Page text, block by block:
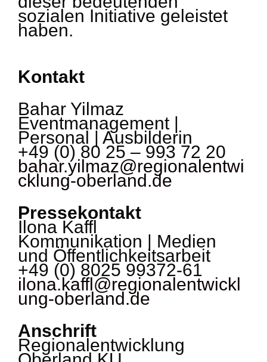
sozialen Initiative geleistet
haben.
Kontakt
Bahar Yilmaz
Eventmanagement |
Personal | Ausbilderin
+49 (0) 80 25 – 993 72 20
bahar.yilmaz@regionalentwi
cklung-oberland.de
Pressekontakt
Ilona Kaffl
Kommunikation | Medien
und Öffentlichkeitsarbeit
+49 (0) 8025 99372-61
ilona.kaffl@regionalentwickl
ung-oberland.de
Anschrift
Regionalentwicklung